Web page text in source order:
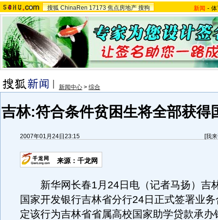
搜狐 ChinaRen 17173 焦点房地产 搜狗 新闻 -
新闻中心 > 综合
吉林:符合条件贫困生将全部获得
2007年01月24日23:15 [我
来源：千龙网
新华网长春1月24日电（记者马扬）吉
国家开发银行吉林省分行24日正式签署业
定该行为吉林省省属高校国家助学贷款承办